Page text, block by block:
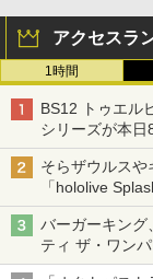
アクセスラ
1時間
BS12 トゥエル
シリーズが本
初回は「機動戦
そらザウルスや
「hololive
ライン販売開始
バーガーキング
ティ ザ・ワン
「特製ガーリッ